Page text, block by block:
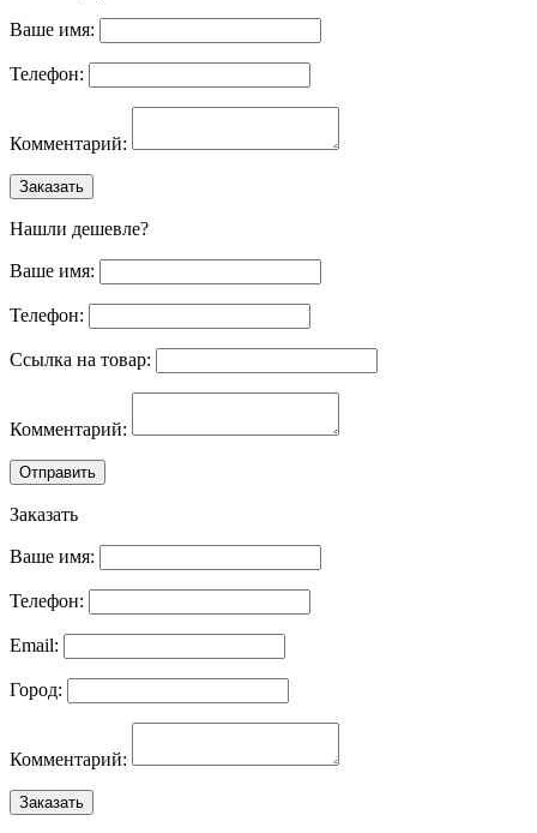
Ваше имя:
Телефон:
Комментарий:
Заказать
Нашли дешевле?
Ваше имя:
Телефон:
Ссылка на товар:
Комментарий:
Отправить
Заказать
Ваше имя:
Телефон:
Email:
Город:
Комментарий:
Заказать